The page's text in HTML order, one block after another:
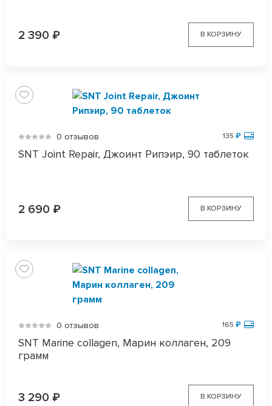
2 390 ₽ В КОРЗИНУ
0 отзывов 135 ₽
SNT Joint Repair, Джоинт Рипэир, 90 таблеток
2 690 ₽ В КОРЗИНУ
0 отзывов 165 ₽
SNT Marine collagen, Марин коллаген, 209
грамм
3 290 ₽ В КОРЗИНУ